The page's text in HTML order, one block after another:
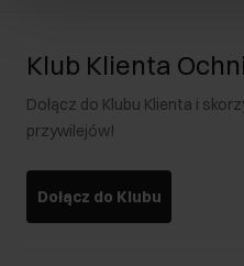
Klub Klienta
Dołącz do Klubu Klienta i
przywilejów!
Dołącz do Klubu